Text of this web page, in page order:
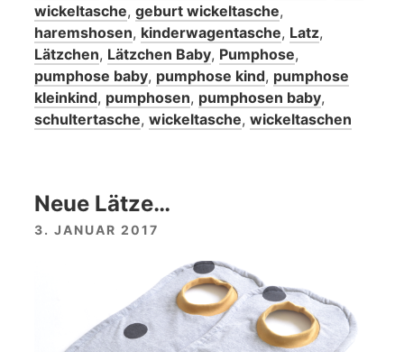
wickeltasche, geburt wickeltasche,
haremshosen, kinderwagentasche, Latz,
Lätzchen, Lätzchen Baby, Pumphose,
pumphose baby, pumphose kind, pumphose
kleinkind, pumphosen, pumphosen baby,
schultertasche, wickeltasche, wickeltaschen
Neue Lätze…
3. JANUAR 2017